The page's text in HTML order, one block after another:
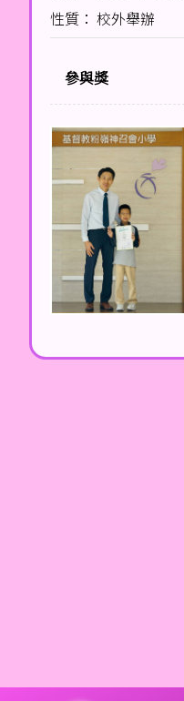
性質： 校外舉辦
參與獎